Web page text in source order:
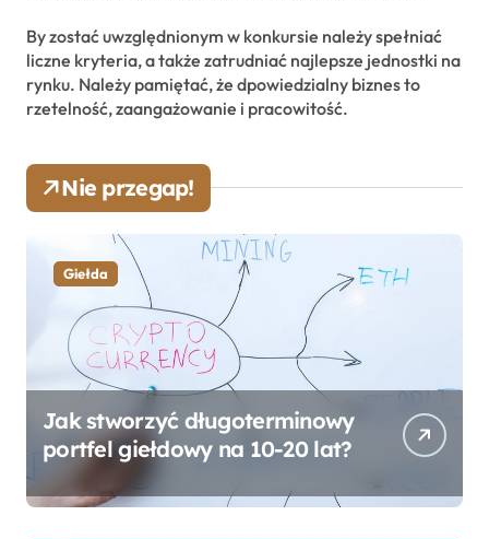
By zostać uwzględnionym w konkursie należy spełniać
liczne kryteria, a także zatrudniać najlepsze jednostki na
rynku. Należy pamiętać, że dpowiedzialny biznes to
rzetelność, zaangażowanie i pracowitość.
Nie przegap!
Giełda
Jak stworzyć długoterminowy
portfel giełdowy na 10-20 lat?